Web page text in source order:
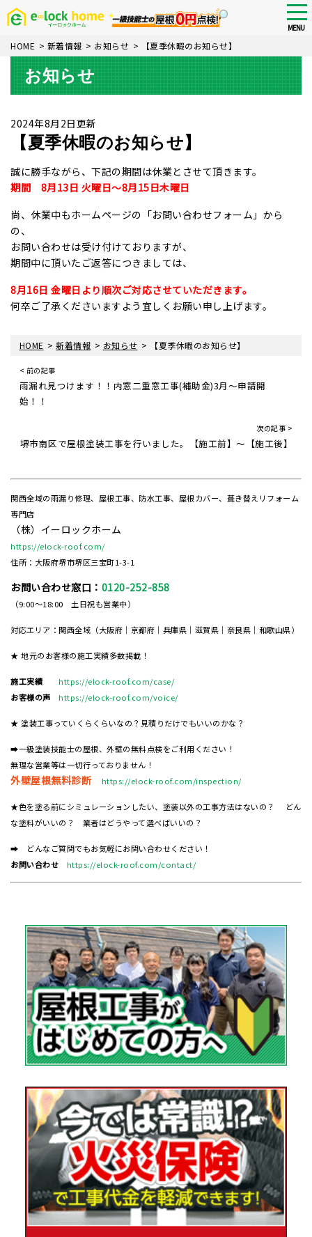
Skip
content
MENU
HOME > 新着情報 > お知らせ > 【夏季休暇のお知らせ】
お知らせ
2024年8月2日更新
【夏季休暇のお知らせ】
誠に勝手ながら、下記の期間は休業とさせて頂きます。
期間 8月13日 火曜日～8月15日木曜日
尚、休業中もホームページの「お問い合わせフォーム」から
の、
お問い合わせは受け付けておりますが、
期間中に頂いたご返答につきましては、
8月16日 金曜日より順次ご対応させていただきます。
何卒ご了承くださいますよう宜しくお願い申し上げます。
HOME >新着情報 > お知らせ > 【夏季休暇のお知らせ】
< 前の記事
雨漏れ見つけます！！内窓二重窓工事(補助金)3月～申請開
始！！
次の記事 >
堺市南区で屋根塗装工事を行いました。【施工前】～【施工後】
関西全域の雨漏り修理、屋根工事、防水工事、屋根カバー、葺き替えリフォーム
専門店
（株）イーロックホーム
https://elock-roof.com/
住所：大阪府堺市堺区三宝町1-3-1
お問い合わせ窓口： 0120-252-858
（9:00～18:00 土日祝も営業中）
対応エリア：関西全域（大阪府｜京都府｜兵庫県｜滋賀県｜奈良県｜和歌山県）
★ 地元のお客様の施工実績多数掲載！
施工実績
https://elock-roof.com/case/
お客様の声
https://elock-roof.com/voice/
★ 塗装工事っていくらくらいなの？見積りだけでもいいのかな？
➡一級塗装技能士の屋根、外壁の無料点検をご利用ください！
無理な営業等は一切行っておりません！
外壁屋根無料診断 https://elock-roof.com/inspection/
★色を塗る前にシミュレーションしたい、塗装以外の工事方法はないの？ どん
な塗料がいいの？ 業者はどうやって選べばいいの？
➡ どんなご質問でもお気軽にお問い合わせください！
お問い合わせ
https://elock-roof.com/contact/